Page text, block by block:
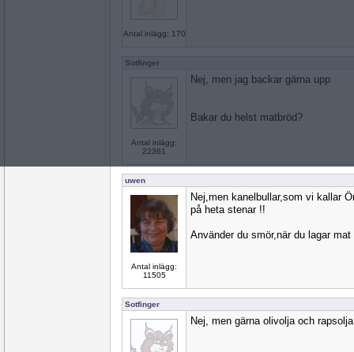
Antal inlägg: 170
Sotfinger
Antal inlägg:
22361
Nej, men jag backar gärna upp
Bakar du helst matbröd?
uwen
Antal inlägg:
11505
Nej,men kanelbullar,som vi kallar
på heta stenar !!
Använder du smör,när du lagar mat
Sotfinger
Nej, men gärna olivolja och